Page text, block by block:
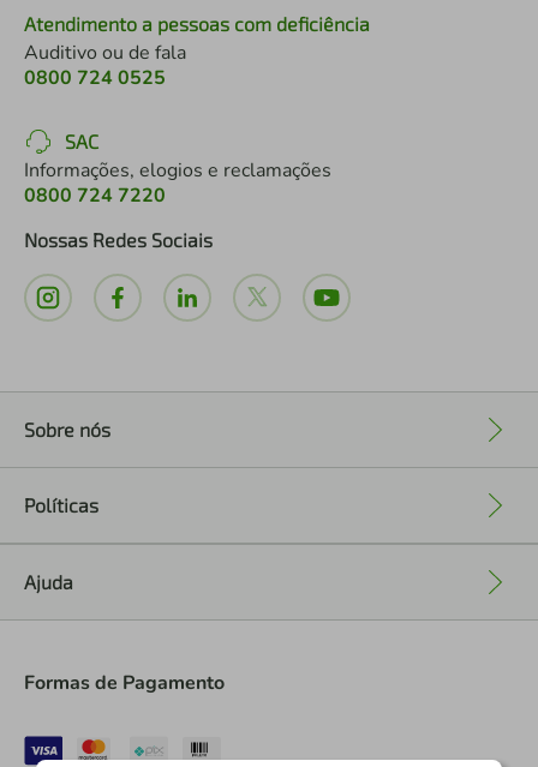
Atendimento a pessoas com deficiência
Auditivo ou de fala
0800 724 0525
SAC
Informações, elogios e reclamações
0800 724 7220
Nossas Redes Sociais
Sobre nós
Políticas
Ajuda
Formas de Pagamento